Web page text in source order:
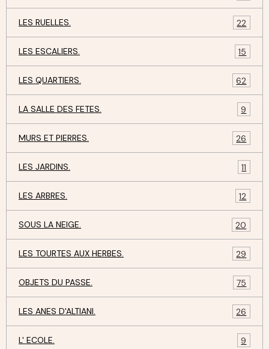
LES RUELLES. 22
LES ESCALIERS. 15
LES QUARTIERS. 62
LA SALLE DES FETES. 9
MURS ET PIERRES. 26
LES JARDINS. 11
LES ARBRES. 12
SOUS LA NEIGE. 20
LES TOURTES AUX HERBES. 29
OBJETS DU PASSE. 75
LES ANES D'ALTIANI. 26
L' ECOLE. 9